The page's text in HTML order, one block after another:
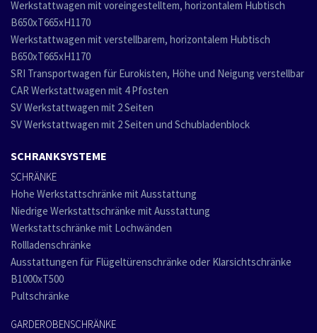
Werkstattwagen mit voreingestelltem, horizontalem Hubtisch
B650xT665xH1170
Werkstattwagen mit verstellbarem, horizontalem Hubtisch
B650xT665xH1170
SRI Transportwagen für Eurokisten, Höhe und Neigung verstellbar
CAR Werkstattwagen mit 4 Pfosten
SV Werkstattwagen mit 2 Seiten
SV Werkstattwagen mit 2 Seiten und Schubladenblock
SCHRANKSYSTEME
SCHRÄNKE
Hohe Werkstattschränke mit Ausstattung
Niedrige Werkstattschränke mit Ausstattung
Werkstattschränke mit Lochwänden
Rollladenschränke
Ausstattungen für Flügeltürenschränke oder Klarsichtschränke
B1000xT500
Pultschränke
GARDEROBENSCHRÄNKE